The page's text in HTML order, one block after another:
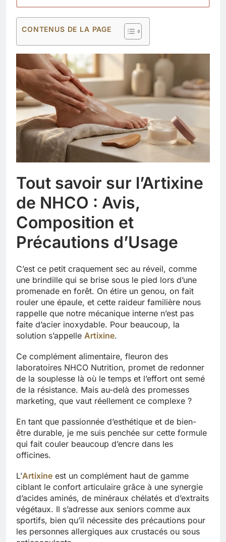
CONTENUS DE LA PAGE
Tout savoir sur l’Artixine
de NHCO : Avis,
Composition et
Précautions d’Usage
C’est ce petit craquement sec au réveil, comme
une brindille qui se brise sous le pied lors d’une
promenade en forêt. On étire un genou, on fait
rouler une épaule, et cette raideur familière nous
rappelle que notre mécanique interne n’est pas
faite d’acier inoxydable. Pour beaucoup, la
solution s’appelle Artixine.
Ce complément alimentaire, fleuron des
laboratoires NHCO Nutrition, promet de redonner
de la souplesse là où le temps et l’effort ont semé
de la résistance. Mais au-delà des promesses
marketing, que vaut réellement ce complexe ?
En tant que passionnée d’esthétique et de bien-
être durable, je me suis penchée sur cette formule
qui fait couler beaucoup d’encre dans les
officines.
L’Artixine est un complément haut de gamme
ciblant le confort articulaire grâce à une synergie
d’acides aminés, de minéraux chélatés et d’extraits
végétaux. Il s’adresse aux seniors comme aux
sportifs, bien qu’il nécessite des précautions pour
les personnes allergiques aux crustacés ou sous